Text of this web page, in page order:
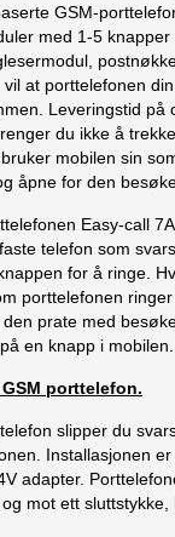
GSM-
med 1-5
at porttelefonen
Leveringstid på
du ikke å
mobilen sin
åpne for den
Easy-call
telefon som
for å ringe.
porttelefonen
prate med
en knapp i mobilen.
porttelefon.
slipper du
Installasjonen
adapter.
mot ett